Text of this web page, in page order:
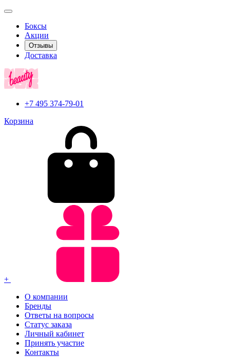
Боксы
Акции
Отзывы
Доставка
+7 495 374-79-01
Корзина
+
О компании
Бренды
Ответы на вопросы
Статус заказа
Личный кабинет
Принять участие
Контакты